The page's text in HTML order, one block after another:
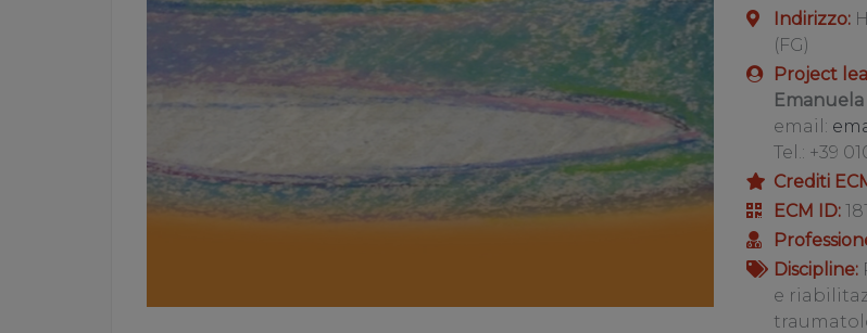
Indirizzo:
(FG)
Project
email:
Tel.: +39
Crediti
ECM ID:
Discipline:
e